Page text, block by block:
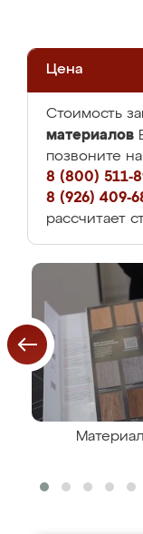
Цена
Стоимость
материалов
позвоните
8 (800) 511-
8 (926) 409-
рассчитает